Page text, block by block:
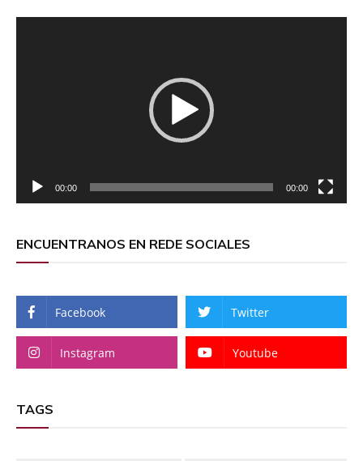
00:00 00:00
ENCUENTRANOS EN REDE SOCIALES
Facebook Twitter
Instagram Youtube
TAGS